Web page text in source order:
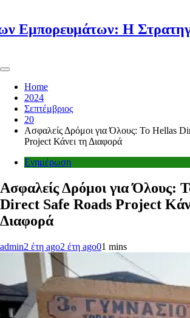
Η Στρατηγική
Home
2024
Σεπτέμβριος
20
Ασφαλείς Δρόμοι για Όλους: Το Hellas
Project Κάνει τη Διαφορά
Ενημέρωση
Ασφαλείς Δρόμοι για Όλους:
Direct Safe Roads Project
Διαφορά
admin2 έτη ago2 έτη ago01 mins